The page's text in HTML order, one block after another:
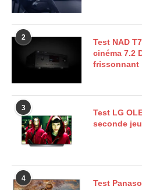
2
Test NAD
cinéma 7.2
frissonnant
3
Test LG
seconde
4
Test